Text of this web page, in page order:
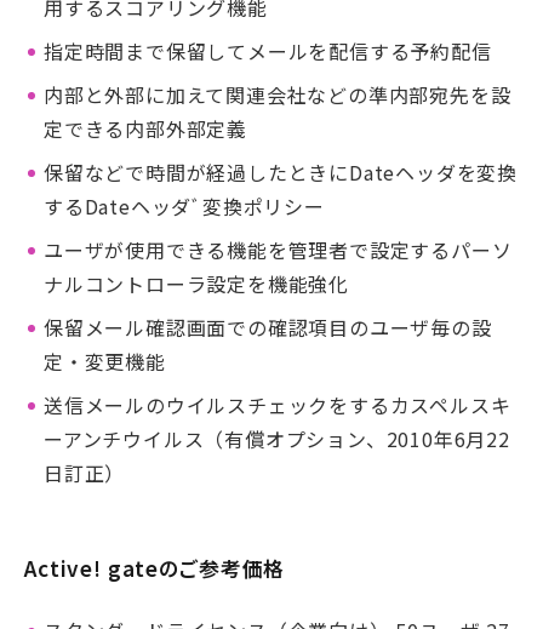
用するスコアリング機能
指定時間まで保留してメールを配信する予約配信
内部と外部に加えて関連会社などの準内部宛先を設
定できる内部外部定義
保留などで時間が経過したときにDateヘッダを変換
するDateヘッダﾞ変換ポリシー
ユーザが使用できる機能を管理者で設定するパーソ
ナルコントローラ設定を機能強化
保留メール確認画面での確認項目のユーザ毎の設
定・変更機能
送信メールのウイルスチェックをするカスペルスキ
ーアンチウイルス（有償オプション、2010年6月22
日訂正）
Active! gateのご参考価格